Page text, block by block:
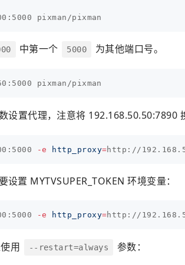
中第一个 5000 为其他端口号。
设置代理，注意将 192.168.50.50:7890
-e http_proxy=http://
置 MYTVSUPER_TOKEN 环境变量：
-e http_proxy=http://
用 --restart=always 参数：